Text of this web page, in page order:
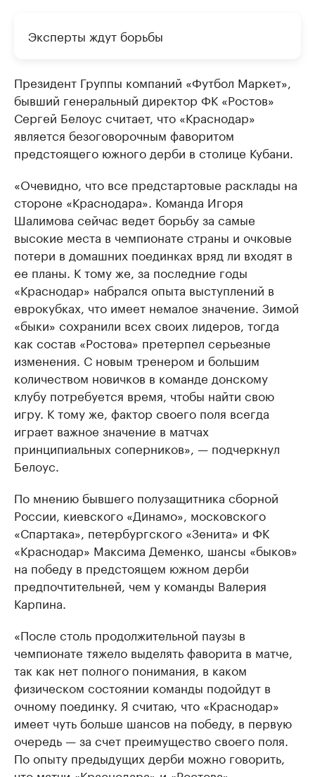
Эксперты ждут борьбы
Президент Группы компаний «Футбол Маркет»,
бывший генеральный директор ФК «Ростов»
Сергей Белоус считает, что «Краснодар»
является безоговорочным фаворитом
предстоящего южного дерби в столице Кубани.
«Очевидно, что все предстартовые расклады на
стороне «Краснодара». Команда Игоря
Шалимова сейчас ведет борьбу за самые
высокие места в чемпионате страны и очковые
потери в домашних поединках вряд ли входят в
ее планы. К тому же, за последние годы
«Краснодар» набрался опыта выступлений в
еврокубках, что имеет немалое значение. Зимой
«быки» сохранили всех своих лидеров, тогда
как состав «Ростова» претерпел серьезные
изменения. С новым тренером и большим
количеством новичков в команде донскому
клубу потребуется время, чтобы найти свою
игру. К тому же, фактор своего поля всегда
играет важное значение в матчах
принципиальных соперников», — подчеркнул
Белоус.
По мнению бывшего полузащитника сборной
России, киевского «Динамо», московского
«Спартака», петербургского «Зенита» и ФК
«Краснодар» Максима Деменко, шансы «быков»
на победу в предстоящем южном дерби
предпочтительней, чем у команды Валерия
Карпина.
«После столь продолжительной паузы в
чемпионате тяжело выделять фаворита в матче,
так как нет полного понимания, в каком
физическом состоянии команды подойдут в
очному поединку. Я считаю, что «Краснодар»
имеет чуть больше шансов на победу, в первую
очередь — за счет преимущество своего поля.
По опыту предыдущих дерби можно говорить,